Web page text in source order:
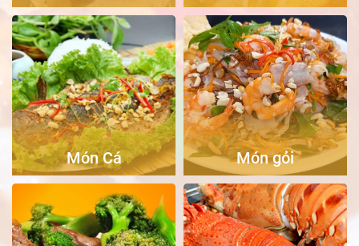
Món Cá Món gỏi